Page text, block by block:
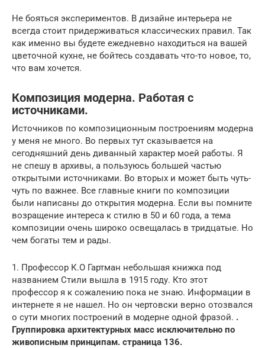
Не бояться экспериментов. В дизайне интерьера не
всегда стоит придерживаться классических правил. Так
как именно вы будете ежедневно находиться на вашей
цветочной кухне, не бойтесь создавать что-то новое, то,
что вам хочется.
Композиция модерна. Работая с
источниками.
Источников по композиционным построениям модерна
у меня не много. Во первых тут сказывается на
сегодняшний день диванный характер моей работы. Я
не спешу в архивы, а пользуюсь большей частью
открытыми источниками. Во вторых и может быть чуть-
чуть по важнее. Все главные книги по композиции
были написаны до открытия модерна. Если вы помните
возращение интереса к стилю в 50 и 60 года, а тема
композиции очень широко освещалась в тридцатые. Но
чем богаты тем и рады.
1. Профессор К.О Гартман небольшая книжка под
названием Стили вышла в 1915 году. Кто этот
профессор я к сожалению пока не знаю. Информации в
интернете я не нашел. Но он чертовски верно отозвался
о сути многих построений в модерне одной фразой. .
Группировка архитектурных масс исключительно по
живописным принципам. страница 136.